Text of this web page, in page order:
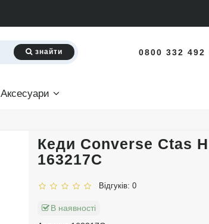
знайти 0800 332 492
Аксесуари
Кеди Converse Ctas
163217C
Відгуків: 0
В наявності